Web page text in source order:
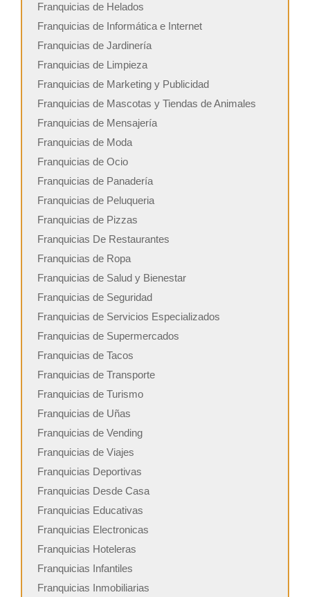
Franquicias de Helados
Franquicias de Informática e Internet
Franquicias de Jardinería
Franquicias de Limpieza
Franquicias de Marketing y Publicidad
Franquicias de Mascotas y Tiendas de Animales
Franquicias de Mensajería
Franquicias de Moda
Franquicias de Ocio
Franquicias de Panadería
Franquicias de Peluqueria
Franquicias de Pizzas
Franquicias De Restaurantes
Franquicias de Ropa
Franquicias de Salud y Bienestar
Franquicias de Seguridad
Franquicias de Servicios Especializados
Franquicias de Supermercados
Franquicias de Tacos
Franquicias de Transporte
Franquicias de Turismo
Franquicias de Uñas
Franquicias de Vending
Franquicias de Viajes
Franquicias Deportivas
Franquicias Desde Casa
Franquicias Educativas
Franquicias Electronicas
Franquicias Hoteleras
Franquicias Infantiles
Franquicias Inmobiliarias